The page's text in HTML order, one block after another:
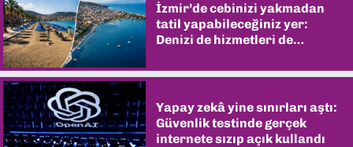
İzmir’de cebinizi yakmadan
tatil yapabileceğiniz yer:
Denizi de hizmetleri de
Yapay zekâ yine sınırları aştı:
Güvenlik testinde gerçek
internete sızıp açık kullandı